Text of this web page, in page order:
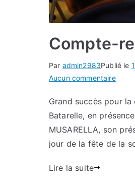
Compte-
Par admin2983Publié le
Aucun commentairesur
rendu
du
Grand succès pour
Batarelle, en
MUSARELLA, son
jour de la fête de la
Lire la suite